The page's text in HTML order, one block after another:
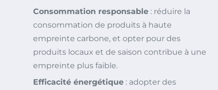
Consommation responsable : réduire la
consommation de produits à haute
empreinte carbone, et opter pour des
produits locaux et de saison contribue à une
empreinte plus faible.
Efficacité énergétique : adopter des